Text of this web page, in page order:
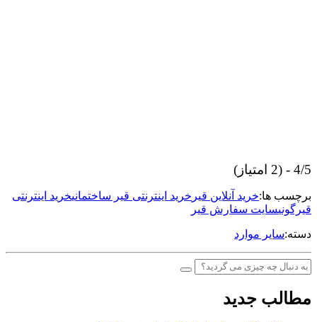
4/5 - (2 امتیاز)
برچسب ها:خرید آنلاین قیر خرید اینترنتی قیر ساختمانیخرید اینترنتی
قیرگونیسایت سفارش قیر
دسته:سایر موارد
مطالب جدید